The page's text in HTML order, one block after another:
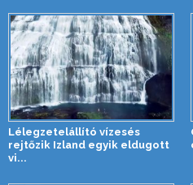
Lélegzetelállító vízesés
rejtőzik Izland egyik eldugott
vi...